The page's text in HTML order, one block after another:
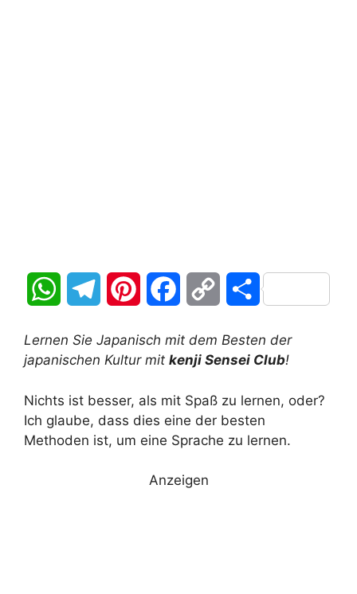
W
a
s g
n
e
c
b
o
p
L
T
i
e
Lernen Sie Japanisch mit dem Besten der
japanischen Kultur mit kenji Sensei Club!
Nichts ist besser, als mit Spaß zu lernen, oder?
Ich glaube, dass dies eine der besten
Methoden ist, um eine Sprache zu lernen.
Anzeigen